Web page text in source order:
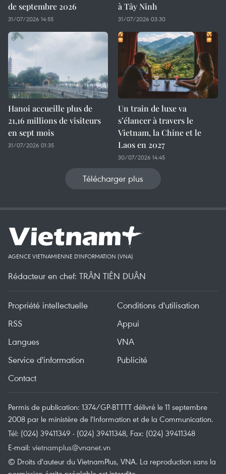
de septembre 2026
31/07/2026 14:55
à Tây Ninh
31/07/2026 03:30
Hanoi accueille plus de
21,16 millions de visiteurs
en sept mois ​
31/07/2026 01:35
Un train de luxe va
s’élancer à travers le
Vietnam, la Chine et le
Laos en 2027
30/07/2026 14:45
Télécharger plus
AGENCE VIETNAMIENNE D'INFORMATION (VNA)
Rédacteur en chef: TRÂN TIÊN DUÂN
Propriété intellectuelle
Conditions d'utilisation
RSS
Appui
Langues
VNA
Service d'information
Publicité
Contact
Permis de publication: 1374/GP-BTTTT délivré le 11 septembre
2008 par le ministère de l'Information et de la Communication.
Tél: (024) 39411349 - (024) 39411348, Fax: (024) 39411348
E-mail: vietnamplus@vnanet.vn
© Droits d'auteur du VietnamPlus, VNA. La reproduction sans la